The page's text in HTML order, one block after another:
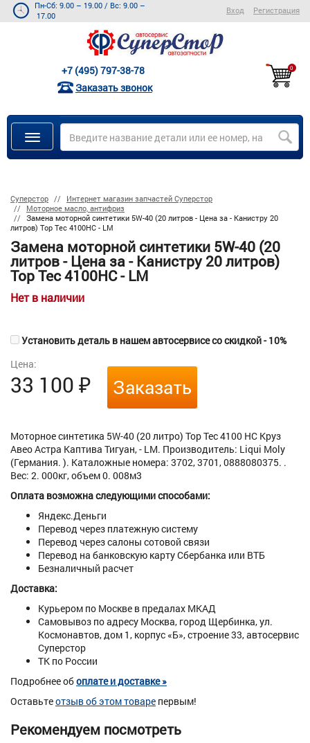
Пн-Сб: 9.00 – 19.00 / Вс: 9.00 –
17.00
Вход Регистрация
+7 (495) 797-38-78
Заказать звонок
0
Суперстор
Интернет магазин запчастей Суперстор
Моторное масло, антифриз
Замена моторной синтетики 5W-40 (20 литров - Цена за - Канистру 20
литров) Top Tec 4100НC - LM
Замена моторной синтетики 5W-40 (20
литров - Цена за - Канистру 20 литров)
Top Tec 4100НC - LM
Нет в наличии
Установить деталь в нашем автосервисе со скидкой - 10%
Цена:
33 100 ₽ Заказать
Моторное синтетика 5W-40 (20 литро) Top Tec 4100 НС Круз
Авео Астра Каптива Тигуан, - LM. Производитель: Liqui Moly
(Германия. ). Каталожные номера: 3702, 3701, 0888080375. .
Вес: 2. 000кг, объем 0. 008м3
Оплата возможна следующими способами:
Яндекс.Деньги
Перевод через платежную систему
Перевод через салоны сотовой связи
Перевод на банковскую карту Сбербанка или ВТБ
Безналичный расчет
Доставка:
Курьером по Москве в предалах МКАД
Самовывоз по адресу Москва, город Щербинка, ул.
Космонавтов, дом 1, корпус «Б», строение 33, автосервис
Суперстор
ТК по России
Подробнее обоплате и доставке »
Оставьтеотзыв об этом товаре первым!
Рекомендуем посмотреть